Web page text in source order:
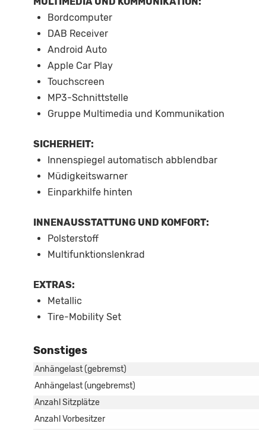
Bordcomputer
DAB Receiver
Android Auto
Apple Car Play
Touchscreen
MP3-Schnittstelle
Gruppe Multimedia und Kommunikation
SICHERHEIT:
Innenspiegel automatisch abblendbar
Müdigkeitswarner
Einparkhilfe hinten
INNENAUSSTATTUNG UND KOMFORT:
Polsterstoff
Multifunktionslenkrad
EXTRAS:
Metallic
Tire-Mobility Set
Sonstiges
Anhängelast (gebremst)
Anhängelast (ungebremst)
Anzahl Sitzplätze
Anzahl Vorbesitzer